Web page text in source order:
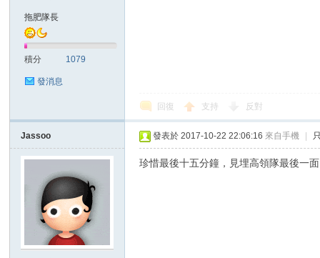
拖肥隊長
積分 1079
發消息
回復 支持 反對
Jassoo 發表於 2017-10-22 22:06:16 來自手機
珍惜最後十五分鐘，見埋高領隊最後一面